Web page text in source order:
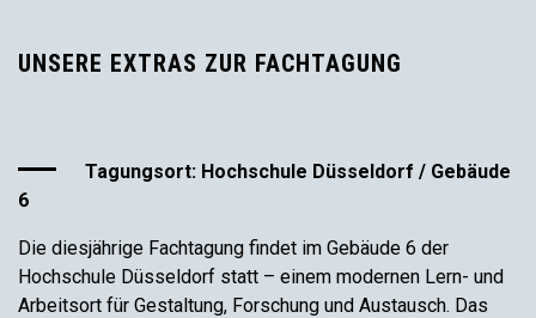
UNSERE EXTRAS ZUR FACHTAGUNG
Tagungsort: Hochschule Düsseldorf / Gebäude
6
Die diesjährige Fachtagung findet im Gebäude 6 der
Hochschule Düsseldorf statt – einem modernen Lern- und
Arbeitsort für Gestaltung, Forschung und Austausch. Das